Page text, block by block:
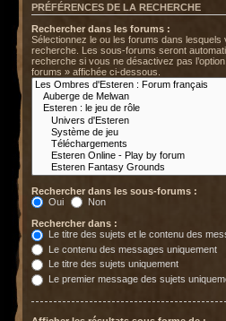
PRÉFÉRENCES DE LA RECHERCHE
Rechercher dans les forums :
Sélectionnez le ou les forums dans
recherche. Les sous-forums seront
recherche si vous ne désactivez pas
forums » affichée ci-dessous.
Rechercher dans les sous-forums :
Oui
Non
Rechercher dans :
Le titre des sujets et le contenu des
Le contenu des messages uniquement
Le titre des sujets uniquement
Le premier message des sujets